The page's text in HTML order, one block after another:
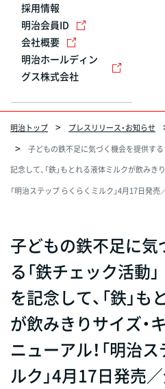
採用情報
明治会員ID
会社概要
明治ホールディン
グス株式会社
明治トップ プレスリリース・お知らせ
子どもの鉄不足に気づく機会を提供する
記念して、「鉄」もとれる液体ミルクが飲みき
「明治ステップ らくらくミルク」4月17日発売
子どもの鉄不足に
る「鉄チェック活動
を記念して、「鉄」
が飲みきりサイズ・
ニューアル！「明治
ルク」4月17日発売